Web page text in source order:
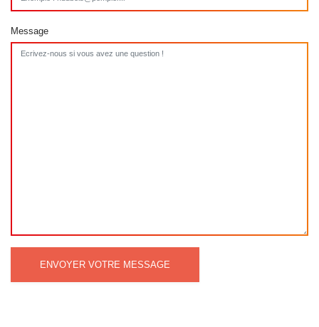
Message
ENVOYER VOTRE MESSAGE